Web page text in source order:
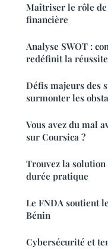
Maîtriser le rôle
financière
Analyse SWOT :
redéfinit la réussite
Défis majeurs des
surmonter les
Vous avez du mal
sur Coursica ?
Trouvez la
durée pratique
Le FNDA soutient
Bénin
Cybersécurité et